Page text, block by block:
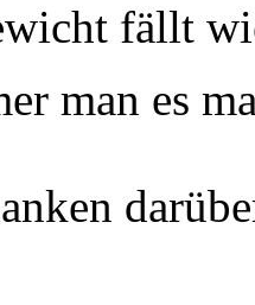
fällt
man es